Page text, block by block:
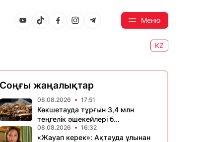
Меню
KZ
Соңғы жаңалықтар
08.08.2026 17:51
Көкшетауда тұрғын 3,4 млн
теңгелік әшекейлері б...
08.08.2026 16:32
«Жауап керек»: Ақтауда ұлынан